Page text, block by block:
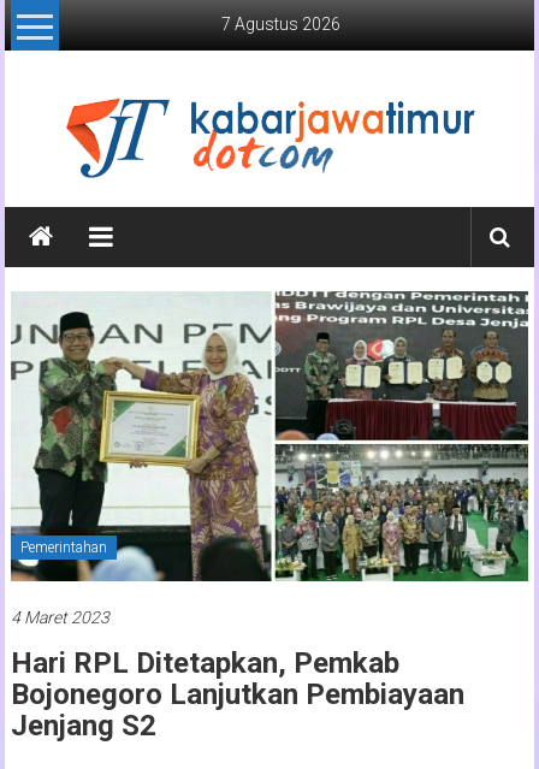
Lompat
ke
7 Agustus 2026
Kabar
Jawa
Timur
Media
Online
Jawa
Timur
Pemerintahan
4 Maret 2023
Hari RPL Ditetapkan, Pemkab
Bojonegoro Lanjutkan Pembiayaan
Jenjang S2